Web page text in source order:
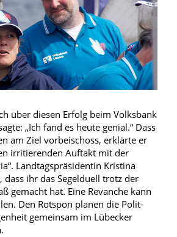
über diesen Erfolg beim Volksbank
„Ich fand es heute genial.“ Dass
am Ziel vorbeischoss, erklärte er
irritierenden Auftakt mit der
Landtagspräsidentin Kristina
dass ihr das Segelduell trotz der
gemacht hat. Eine Revanche kann
Den Rotspon planen die Polit-
gemeinsam im Lübecker